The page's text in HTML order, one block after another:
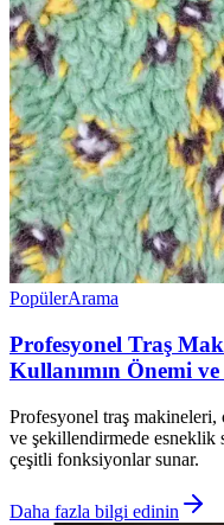
PopülerArama
Profesyonel Traş
Kullanımın Önemi
Profesyonel traş
ve şekillendirmede esneklik
çeşitli fonksiyonlar sunar.
Daha fazla bilgi edinin